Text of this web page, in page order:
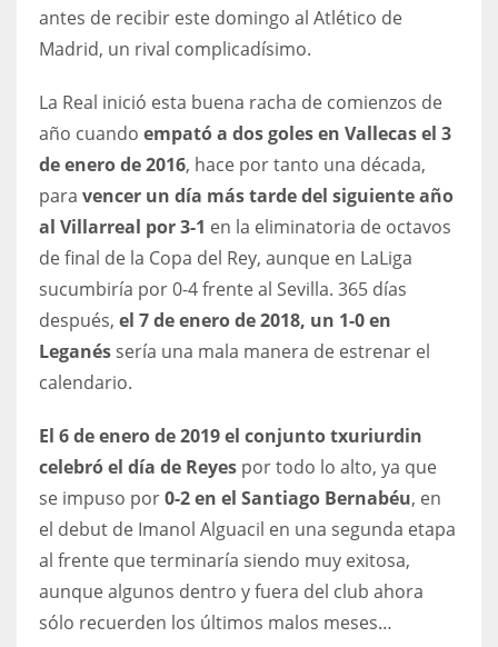
IND
34
MIN
6
PIT
16
OAK
19
NYG
24
antes de recibir este domingo al Atlético de
Madrid, un rival complicadísimo.
La Real inició esta buena racha de comienzos de
año cuando empató a dos goles en Vallecas el 3
de enero de 2016, hace por tanto una década,
para vencer un día más tarde del siguiente año
al Villarreal por 3-1 en la eliminatoria de octavos
de final de la Copa del Rey, aunque en LaLiga
sucumbiría por 0-4 frente al Sevilla. 365 días
después, el 7 de enero de 2018, un 1-0 en
Leganés sería una mala manera de estrenar el
calendario.
El 6 de enero de 2019 el conjunto txuriurdin
celebró el día de Reyes por todo lo alto, ya que
se impuso por0-2 en el Santiago Bernabéu, en
el debut de Imanol Alguacil en una segunda etapa
al frente que terminaría siendo muy exitosa,
aunque algunos dentro y fuera del club ahora
sólo recuerden los últimos malos meses…